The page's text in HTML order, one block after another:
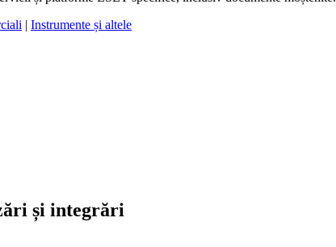
| Instrumente și altele
și integrări